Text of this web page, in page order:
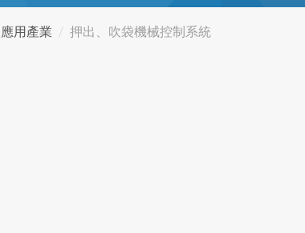
應用產業 押出、吹袋機械控制系統